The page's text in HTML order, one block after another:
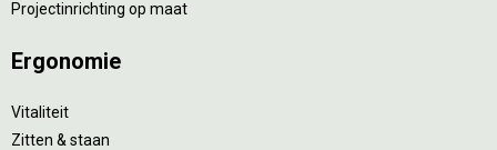
Projectinrichting op maat
Ergonomie
Vitaliteit
Zitten & staan